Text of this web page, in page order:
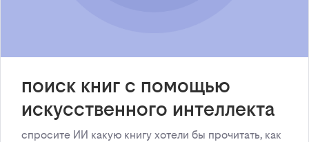
поиск книг с помощью
искусственного интеллекта
спросите ИИ какую книгу хотели бы прочитать, как